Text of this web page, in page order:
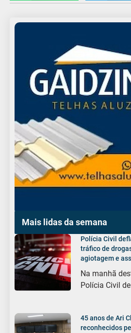
Mais lidas da semana
Polícia Civil
tráfico de
agiotagem e
Na manhã
Polícia Civil
45 anos de Ari
reconhecidos